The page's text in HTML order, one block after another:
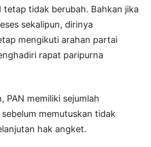
tetap tidak berubah. Bahkan jika
sekalipun, dirinya
mengikuti arahan partai
rapat paripurna
PAN memiliki sejumlah
memutuskan tidak
hak angket.